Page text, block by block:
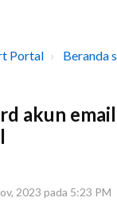
Portal Beranda
akun
2023 pada 5:23 PM